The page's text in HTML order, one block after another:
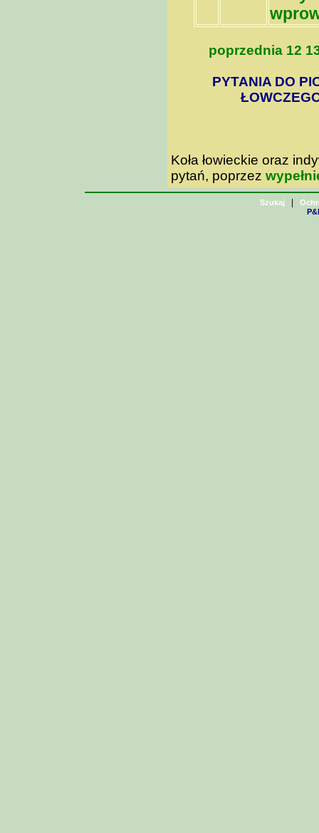
poprzednia 12
PYTANIA DO
Koła łowieckie oraz
pytań, poprzez
Szukaj